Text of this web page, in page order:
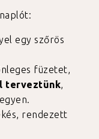
egy szőrös
füzetet,
terveztünk,
rendezett